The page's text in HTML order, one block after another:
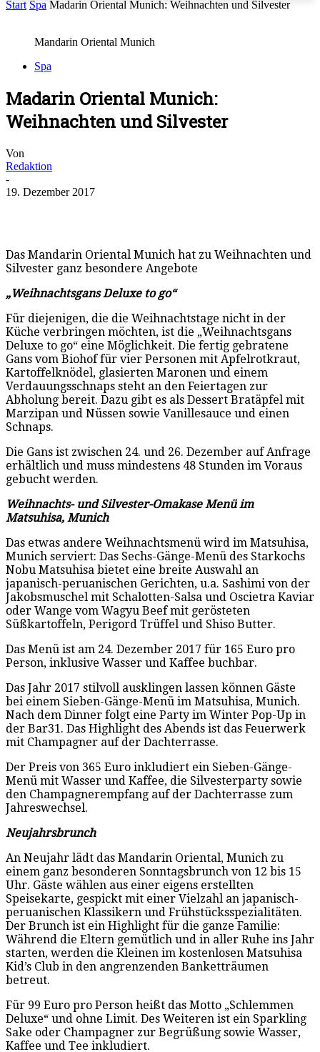
Start Spa Madarin Oriental Munich: Weihnachten und Silvester
Mandarin Oriental Munich
Spa
Madarin Oriental Munich:
Weihnachten und Silvester
Von
Redaktion
-
19. Dezember 2017
Das Mandarin Oriental Munich hat zu Weihnachten und
Silvester ganz besondere Angebote
„Weihnachtsgans Deluxe to go“
Für diejenigen, die die Weihnachtstage nicht in der
Küche verbringen möchten, ist die „Weihnachtsgans
Deluxe to go“ eine Möglichkeit. Die fertig gebratene
Gans vom Biohof für vier Personen mit Apfelrotkraut,
Kartoffelknödel, glasierten Maronen und einem
Verdauungsschnaps steht an den Feiertagen zur
Abholung bereit. Dazu gibt es als Dessert Bratäpfel mit
Marzipan und Nüssen sowie Vanillesauce und einen
Schnaps.
Die Gans ist zwischen 24. und 26. Dezember auf Anfrage
erhältlich und muss mindestens 48 Stunden im Voraus
gebucht werden.
Weihnachts- und Silvester-Omakase Menü im
Matsuhisa, Munich
Das etwas andere Weihnachtsmenü wird im Matsuhisa,
Munich serviert: Das Sechs-Gänge-Menü des Starkochs
Nobu Matsuhisa bietet eine breite Auswahl an
japanisch-peruanischen Gerichten, u.a. Sashimi von der
Jakobsmuschel mit Schalotten-Salsa und Oscietra Kaviar
oder Wange vom Wagyu Beef mit gerösteten
Süßkartoffeln, Perigord Trüffel und Shiso Butter.
Das Menü ist am 24. Dezember 2017 für 165 Euro pro
Person, inklusive Wasser und Kaffee buchbar.
Das Jahr 2017 stilvoll ausklingen lassen können Gäste
bei einem Sieben-Gänge-Menü im Matsuhisa, Munich.
Nach dem Dinner folgt eine Party im Winter Pop-Up in
der Bar31. Das Highlight des Abends ist das Feuerwerk
mit Champagner auf der Dachterrasse.
Der Preis von 365 Euro inkludiert ein Sieben-Gänge-
Menü mit Wasser und Kaffee, die Silvesterparty sowie
den Champagnerempfang auf der Dachterrasse zum
Jahreswechsel.
Neujahrsbrunch
An Neujahr lädt das Mandarin Oriental, Munich zu
einem ganz besonderen Sonntagsbrunch von 12 bis 15
Uhr. Gäste wählen aus einer eigens erstellten
Speisekarte, gespickt mit einer Vielzahl an japanisch-
peruanischen Klassikern und Frühstücksspezialitäten.
Der Brunch ist ein Highlight für die ganze Familie:
Während die Eltern gemütlich und in aller Ruhe ins Jahr
starten, werden die Kleinen im kostenlosen Matsuhisa
Kid’s Club in den angrenzenden Banketträumen
betreut.
Für 99 Euro pro Person heißt das Motto „Schlemmen
Deluxe“ und ohne Limit. Des Weiteren ist ein Sparkling
Sake oder Champagner zur Begrüßung sowie Wasser,
Kaffee und Tee inkludiert.